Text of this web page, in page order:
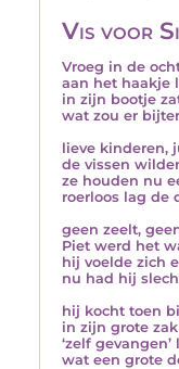
Vis voor
Vroeg in de
aan het haakje
in zijn bootje
wat zou er
lieve kinderen,
de vissen
ze houden nu
roerloos lag de
geen zeelt,
Piet werd het
hij voelde zich
nu had hij
hij kocht toen
in zijn grote
‘zelf
wat een grote